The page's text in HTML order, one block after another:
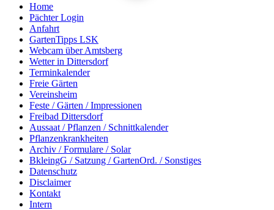
Home
Pächter Login
Anfahrt
GartenTipps LSK
Webcam über Amtsberg
Wetter in Dittersdorf
Terminkalender
Freie Gärten
Vereinsheim
Feste / Gärten / Impressionen
Freibad Dittersdorf
Aussaat / Pflanzen / Schnittkalender
Pflanzenkrankheiten
Archiv / Formulare / Solar
BkleingG / Satzung / GartenOrd. / Sonstiges
Datenschutz
Disclaimer
Kontakt
Intern